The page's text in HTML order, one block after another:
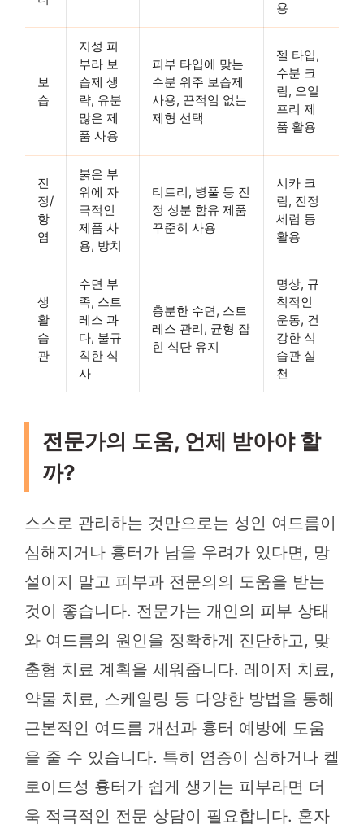
용
보
습
지성 피
부라 보
습제 생
략, 유분
많은 제
품 사용
피부 타입에 맞는
수분 위주 보습제
사용, 끈적임 없는
제형 선택
젤 타입,
수분 크
림, 오일
프리 제
품 활용
진
정/
항
염
붉은 부
위에 자
극적인
제품 사
용, 방치
티트리, 병풀 등 진
정 성분 함유 제품
꾸준히 사용
시카 크
림, 진정
세럼 등
활용
생
활
습
관
수면 부
족, 스트
레스 과
다, 불규
칙한 식
사
충분한 수면, 스트
레스 관리, 균형 잡
힌 식단 유지
명상, 규
칙적인
운동, 건
강한 식
습관 실
천
전문가의 도움, 언제 받아야 할
까?
스스로 관리하는 것만으로는 성인 여드름이
심해지거나 흉터가 남을 우려가 있다면, 망
설이지 말고 피부과 전문의의 도움을 받는
것이 좋습니다. 전문가는 개인의 피부 상태
와 여드름의 원인을 정확하게 진단하고, 맞
춤형 치료 계획을 세워줍니다. 레이저 치료,
약물 치료, 스케일링 등 다양한 방법을 통해
근본적인 여드름 개선과 흉터 예방에 도움
을 줄 수 있습니다. 특히 염증이 심하거나 켈
로이드성 흉터가 쉽게 생기는 피부라면 더
욱 적극적인 전문 상담이 필요합니다. 혼자